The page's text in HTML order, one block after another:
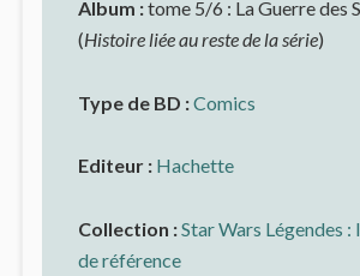
Album :tome 5/6 : La Guerre des
(Histoire liée au reste de la série)
Type de BD :Comics
Editeur : Hachette
Collection :Star Wars Légendes
de référence